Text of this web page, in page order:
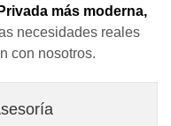
más moderna,
necesidades reales
con nosotros.